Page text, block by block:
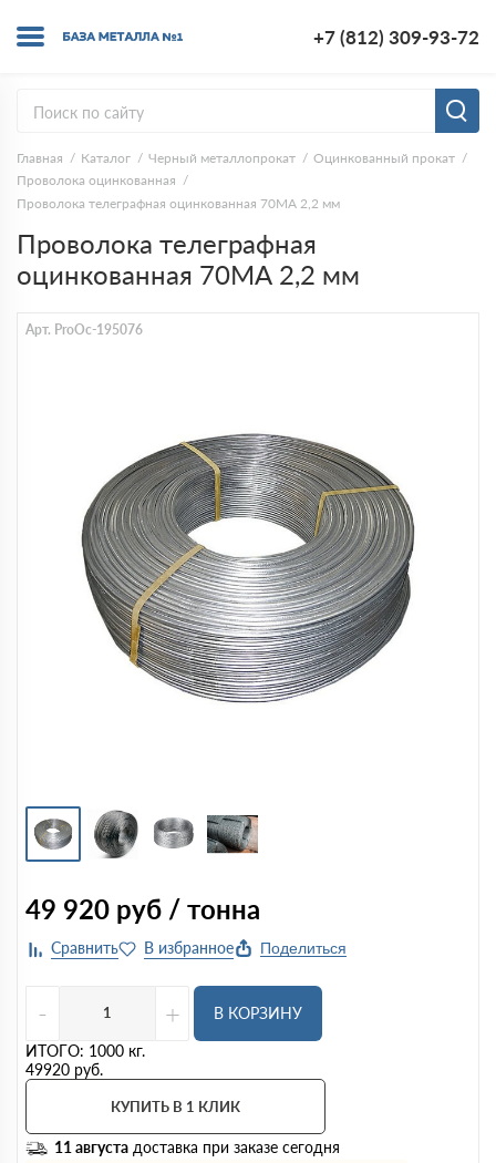
+7 (812) 309-93-72
Главная Каталог Черный металлопрокат
Оцинкованный прокат
Проволока оцинкованная
Проволока телеграфная оцинкованная 70МА 2,2 мм
Проволока телеграфная
оцинкованная 70МА 2,2 мм
Арт. ProOc-195076
49 920 руб / тонна
Поделиться
- +
В КОРЗИНУ
ИТОГО: 1000 кг.
49920 руб.
КУПИТЬ В 1 КЛИК
11 августа доставка при заказе сегодня